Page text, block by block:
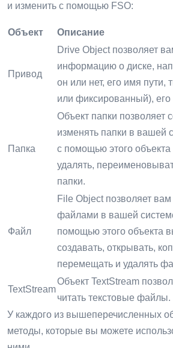
и изменить с помощью FSO:
Объект Описание
Привод
Drive Object позволяет
информацию о диске,
он или нет, его имя пути,
или фиксированный), его
Папка
Объект папки позволяет
изменять папки в вашей
с помощью этого
удалять,
папки.
Файл
File Object позволяет вам
файлами в вашей
помощью этого объекта
создавать, открывать,
перемещать и удалять
TextStream
Объект TextStream
читать текстовые файлы.
У каждого из вышеперечисленных
методы, которые вы можете